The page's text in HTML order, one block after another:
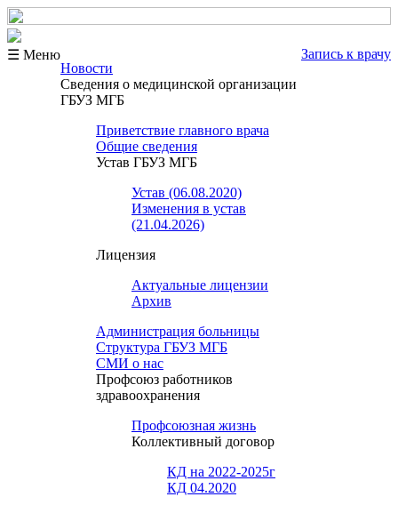
☰ Меню
Запись к врачу
Новости
Сведения о медицинской организации
ГБУЗ МГБ
Приветствие главного врача
Общие сведения
Устав ГБУЗ МГБ
Устав (06.08.2020)
Изменения в устав
(21.04.2026)
Лицензия
Актуальные лицензии
Архив
Администрация больницы
Структура ГБУЗ МГБ
СМИ о нас
Профсоюз работников
здравоохранения
Профсоюзная жизнь
Коллективный договор
КД на 2022-2025г
КД 04.2020